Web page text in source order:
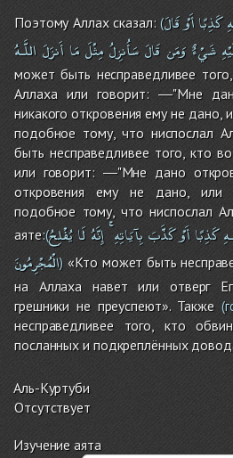
Поэтому Аллах сказал:( كَذِبًاأَوْقَالَ
شَيْءٌ وَمَن قَالَ سَأُنزِلُ مِثْلَ مَا أَنزَلَ اللَّـهُ
может быть несправедливее
Аллаха или говорит: ―"Мне
никакого откровения ему не дано,
подобное тому, что ниспослал
быть несправедливее того, кто
или говорит: ―"Мне дано
откровения ему не дано, или
подобное тому, что ниспослал
аяте:( كَذِبًاأَوْكَذَّبَبِآيَاتِهِ إِنَّهُلَايُفْلِحُ
الْمُجْرِمُونَ) «Кто может быть
на Аллаха навет или отверг
грешники не преуспеют». Также
несправедливее того, кто
посланных и подкреплённых
Аль-Куртуби
Отсутствует
Изучение аята